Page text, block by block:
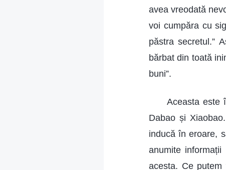
avea vreodată
voi cumpăra cu
păstra secretul.”
bărbat din toată
buni”.
Aceasta este
Dabao și
inducă în eroare,
anumite
acesta. Ce